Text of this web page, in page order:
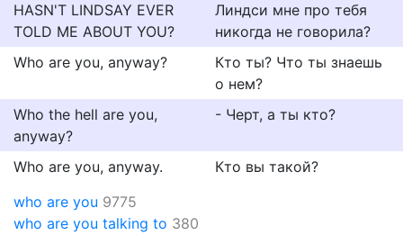
HASN'T LINDSAY EVER
TOLD ME ABOUT YOU?
Линдси мне про тебя
никогда не говорила?
Who are you, anyway?
Кто ты? Что ты знаешь
о нем?
Who the hell are you,
anyway?
- Черт, а ты кто?
Who are you, anyway.
Кто вы такой?
who are you 9775
who are you talking to 380